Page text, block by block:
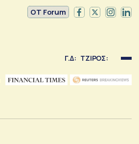
OT Forum
Γ.Δ: ΤΖΙΡΟΣ: